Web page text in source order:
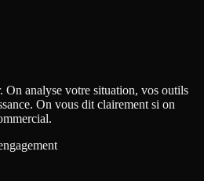
On analyse votre situation, vos outils
On vous dit clairement si on